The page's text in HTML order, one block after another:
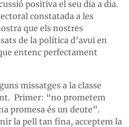
positiva el seu dia a dia.
constatada a les
que els nostres
de la política d’avui en
entenc perfectament
missatges a la classe
Primer: “no prometem
promesa és un deute”.
la pell tan fina, acceptem la